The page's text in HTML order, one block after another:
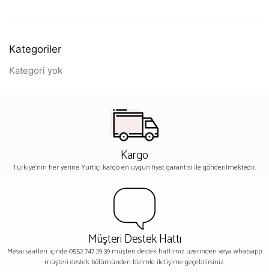
Kategoriler
Kategori yok
Kargo
Türkiye'nin her yerine Yurtiçi kargo en uygun fiyat garantisi ile gönderilmektedir.
Müşteri Destek Hattı
Mesai saatleri içinde 0552 747 29 39 müşteri destek hattımız üzerinden veya whatsapp
müşteri destek bölümünden bizimle iletişime geçebilirsiniz.